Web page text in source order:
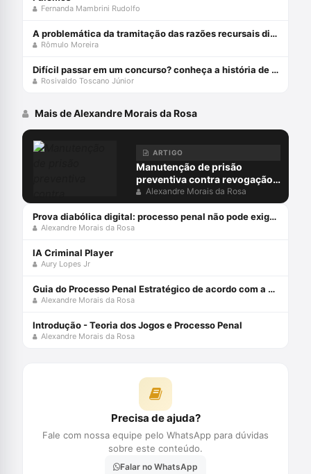
Fernanda Mambrini Rudolfo
A problemática da tramitação das razões recursais diretamente no tribunal (art. 600, § 4º, cpp)
Rômulo Moreira
Difícil passar em um concurso? conheça a história de davi lorso
Rosivaldo Toscano Júnior
Mais de Alexandre Morais da Rosa
ARTIGO
Manutenção de prisão
preventiva contra revogação
do MP: juiz não pode ocupar
lugar do acusador
Alexandre Morais da Rosa
Prova diabólica digital: processo penal não pode exigir do arguido o que só o diabo provaria
Alexandre Morais da Rosa
IA Criminal Player
Aury Lopes Jr
Guia do Processo Penal Estratégico de acordo com a Teoria dos Jogos e MCDA-C - Edição 2021
Alexandre Morais da Rosa
Introdução - Teoria dos Jogos e Processo Penal
Alexandre Morais da Rosa
Precisa de ajuda?
Fale com nossa equipe pelo WhatsApp para dúvidas
sobre este conteúdo.
Falar no WhatsApp